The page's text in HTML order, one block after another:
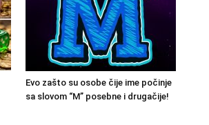
Evo zašto su osobe čije ime počinje
sa slovom “M” posebne i drugačije!